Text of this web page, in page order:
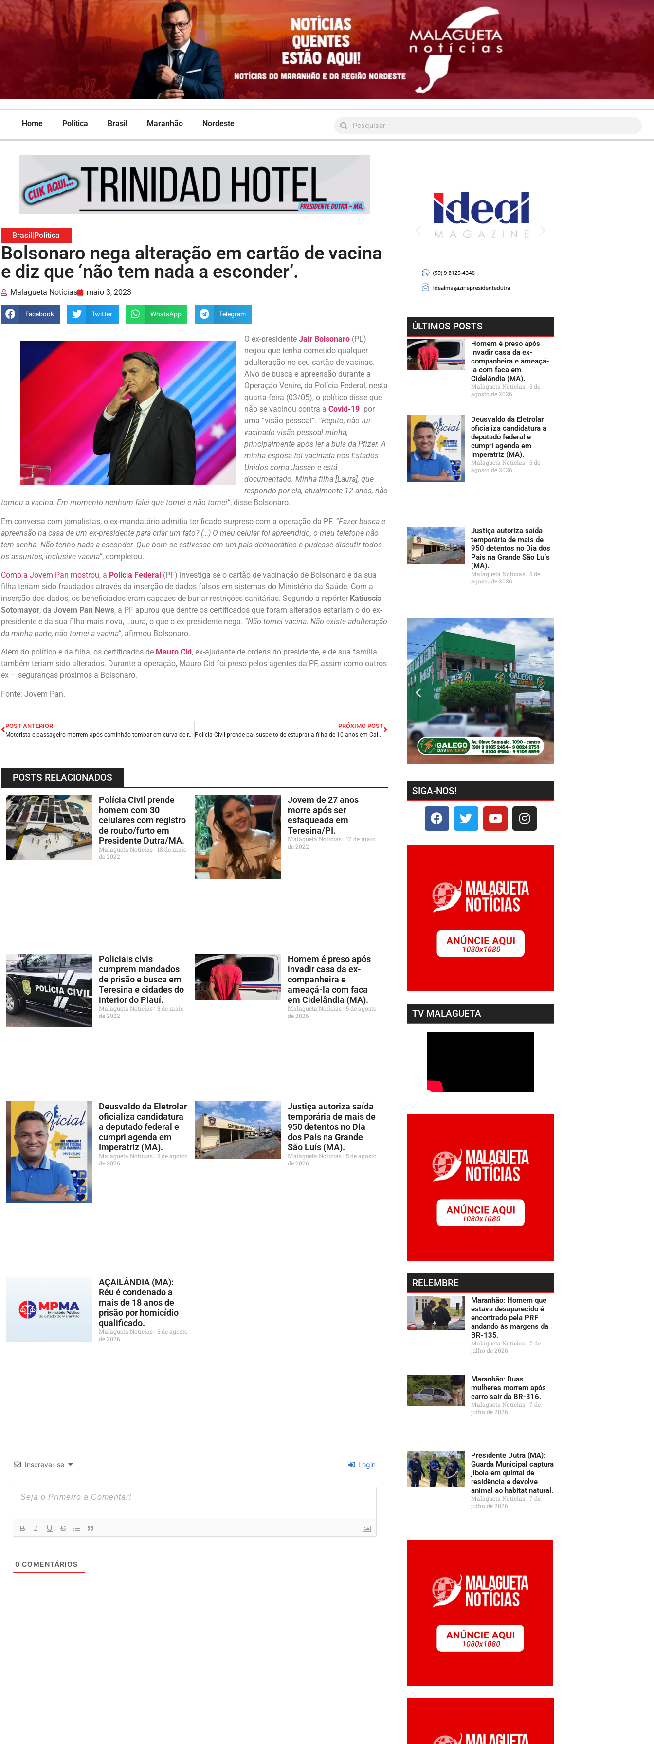
Home Política Brasil Maranhão Nordeste
Brasil|Política
Bolsonaro nega alteração em cartão de vacina
e diz que ‘não tem nada a esconder’.
Malagueta Notícias maio 3, 2023
Facebook Twitter WhatsApp Telegram
O ex-presidente Jair Bolsonaro (PL)
negou que tenha cometido qualquer
adulteração no seu cartão de vacinas.
Alvo de busca e apreensão durante a
Operação Venire, da Polícia Federal, nesta
quarta-feira (03/05), o político disse que
não se vacinou contra a Covid-19 por
uma “visão pessoal”. “Repito, não fui
vacinado visão pessoal minha,
principalmente após ler a bula da Pfizer. A
minha esposa foi vacinada nos Estados
Unidos coma Jassen e está
documentado. Minha filha [Laura], que
respondo por ela, atualmente 12 anos, não
tomou a vacina. Em momento nenhum falei que tomei e não tomei”, disse Bolsonaro.
Em conversa com jornalistas, o ex-mandatário admitiu ter ficado surpreso com a operação da PF. “Fazer busca e
apreensão na casa de um ex-presidente para criar um fato? (…) O meu celular foi apreendido, o meu telefone não
tem senha. Não tenho nada a esconder. Que bom se estivesse em um país democrático e pudesse discutir todos
os assuntos, inclusive vacina”, completou.
Como a Jovem Pan mostrou, a Polícia Federal (PF) investiga se o cartão de vacinação de Bolsonaro e da sua
filha teriam sido fraudados através da inserção de dados falsos em sistemas do Ministério da Saúde. Com a
inserção dos dados, os beneficiados eram capazes de burlar restrições sanitárias. Segundo a repórter Katiuscia
Sotomayor, da Jovem Pan News, a PF apurou que dentre os certificados que foram alterados estariam o do ex-
presidente e da sua filha mais nova, Laura, o que o ex-presidente nega. “Não tomei vacina. Não existe adulteração
da minha parte, não tomei a vacina”, afirmou Bolsonaro.
Além do político e da filha, os certificados de Mauro Cid , ex-ajudante de ordens do presidente, e de sua família
também teriam sido alterados. Durante a operação, Mauro Cid foi preso pelos agentes da PF, assim como outros
ex – seguranças próximos a Bolsonaro.
Fonte: Jovem Pan.
POST ANTERIOR
Motorista e passageiro morrem após caminhão tombar em curva de rodovia no Sul do Piauí.
PRÓXIMO POST
Polícia Civil prende pai suspeito de estuprar a filha de 10 anos em Caicó/Rio Grande do Norte.
POSTS RELACIONADOS
Polícia Civil prende
homem com 30
celulares com registro
de roubo/furto em
Presidente Dutra/MA.
Malagueta Notícias
18 de maio
de 2022
Jovem de 27 anos
morre após ser
esfaqueada em
Teresina/PI.
Malagueta Notícias
17 de maio
de 2022
Policiais civis
cumprem mandados
de prisão e busca em
Teresina e cidades do
interior do Piauí.
Malagueta Notícias 3 de maio
de 2022
Homem é preso após
invadir casa da ex-
companheira e
ameaçá-la com faca
em Cidelândia (MA).
Malagueta Notícias 5 de agosto
de 2026
Deusvaldo da Eletrolar
oficializa candidatura
a deputado federal e
cumpri agenda em
Imperatriz (MA).
Malagueta Notícias 5 de agosto
de 2026
Justiça autoriza saída
temporária de mais de
950 detentos no Dia
dos Pais na Grande
São Luís (MA).
Malagueta Notícias 5 de agosto
de 2026
AÇAILÂNDIA (MA):
Réu é condenado a
mais de 18 anos de
prisão por homicídio
qualificado.
Malagueta Notícias 5 de agosto
de 2026
Inscrever-se Login
0 COMENTÁRIOS
ÚLTIMOS POSTS
Homem é preso após
invadir casa da ex-
companheira e ameaçá-
la com faca em
Cidelândia (MA).
Malagueta Notícias 5 de
agosto de 2026
Deusvaldo da Eletrolar
oficializa candidatura a
deputado federal e
cumpri agenda em
Imperatriz (MA).
Malagueta Notícias 5 de
agosto de 2026
Justiça autoriza saída
temporária de mais de
950 detentos no Dia dos
Pais na Grande São Luís
(MA).
Malagueta Notícias 5 de
agosto de 2026
SIGA-NOS!
TV MALAGUETA
RELEMBRE
Maranhão: Homem que
estava desaparecido é
encontrado pela PRF
andando às margens da
BR-135.
Malagueta Notícias 7 de
julho de 2026
Maranhão: Duas
mulheres morrem após
carro sair da BR-316.
Malagueta Notícias 7 de
julho de 2026
Presidente Dutra (MA):
Guarda Municipal captura
jiboia em quintal de
residência e devolve
animal ao habitat natural.
Malagueta Notícias 7 de
julho de 2026